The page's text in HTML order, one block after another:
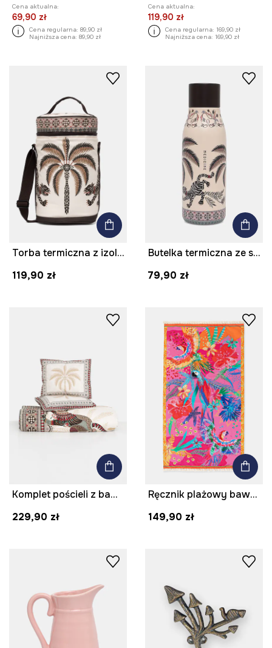
Cena aktualna:
69,90 zł
Cena regularna: 89,90 zł
Najniższa cena: 89,90 zł
Cena aktualna:
119,90 zł
Cena regularna: 169,90 zł
Najniższa cena: 169,90 zł
Torba termiczna z izolacją bawełniana
119,90 zł
Butelka termiczna ze stali nierdzewnej 500 ml
79,90 zł
Komplet pościeli z bawełny perkalowej 200 x 200 cm
229,90 zł
Ręcznik plażowy bawełniany
149,90 zł